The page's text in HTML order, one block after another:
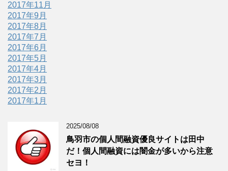
2017年11月
2017年9月
2017年8月
2017年7月
2017年6月
2017年5月
2017年4月
2017年3月
2017年2月
2017年1月
2025/08/08
鳥羽市の個人間融資優良サイトは田中
だ！個人間融資には闇金が多いから注意
セヨ！